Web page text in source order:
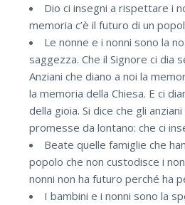
Dio ci insegni a rispettare i
memoria c’è il futuro di un
Le nonne e i nonni sono la
saggezza. Che il Signore ci dia
Anziani che diano a noi la
la memoria della Chiesa. E ci
della gioia. Si dice che gli
promesse da lontano: che ci
Beate quelle famiglie che
popolo che non custodisce i
nonni non ha futuro perché ha
I bambini e i nonni sono la